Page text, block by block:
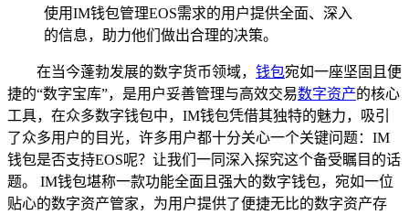
使用IM钱包管理EOS需求的用户提供全面、深入
的信息，助力他们做出合理的决策。
在当今蓬勃发展的数字货币领域， 钱包宛如一座坚固且便
捷的“数字宝库”，是用户妥善管理与高效交易数字资产的核心
工具，在众多数字钱包中，IM钱包凭借其独特的魅力，吸引
了众多用户的目光，许多用户都十分关心一个关键问题：IM
钱包是否支持EOS呢？让我们一同深入探究这个备受瞩目的话
题。 IM钱包堪称一款功能全面且强大的数字钱包，宛如一位
贴心的数字资产管家，为用户提供了便捷无比的数字资产存